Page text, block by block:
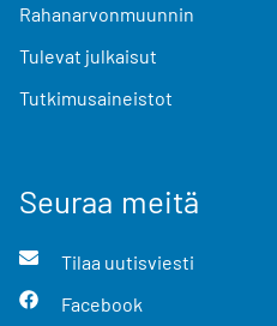
Rahanarvonmuunnin
Tulevat julkaisut
Tutkimusaineistot
Seuraa meitä
Tilaa uutisviesti
Facebook